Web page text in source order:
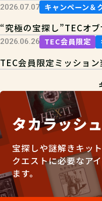
2026.07.07 キャンペーン＆
“究極の宝探し”TECオ
2026.06.26 TEC会員限定
TEC会員限定ミッション
タカラッシ
宝探しや謎解きキッ
クエストに必要なア
ます。